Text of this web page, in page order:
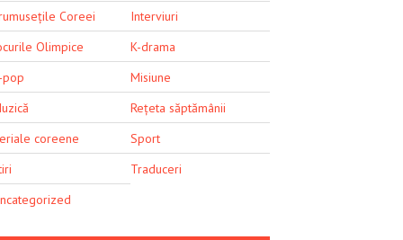
Coreei
Interviuri
Olimpice
K-drama
pop
Misiune
Rețeta săptămânii
coreene
Sport
Traduceri